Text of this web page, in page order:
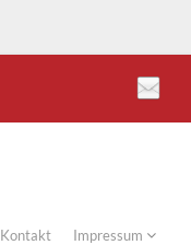
Kontakt Impressum